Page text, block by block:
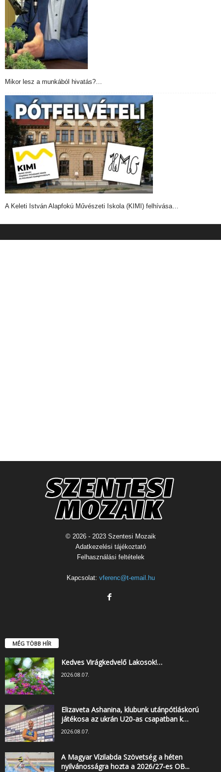
Mikor lesz a munkából hivatás?…
A Keleti István Alapfokú Művészeti Iskola (KIMI) felhívása…
© 2026 - 2023 Szentesi Mozaik
Adatkezelési tájékoztató
Felhasználási feltételek
Kapcsolat: vferenc@t-email.hu
MÉG TÖBB HÍR
Kedves Virágkedvelő Lakosok!…
2026.08.07.
Elizaveta Ashanina, klubunk utánpótláskorú
játékosa az ukrán U20-as csapatban k…
2026.08.07.
A Magyar Vízilabda Szövetség a héten
nyilvánosságra hozta a 2026/27-es OB...